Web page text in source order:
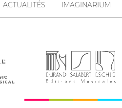
ACTUALITÉS IMAGINARIUM